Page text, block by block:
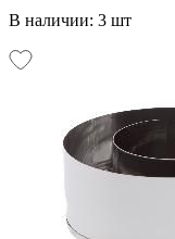
В наличии: 3 шт